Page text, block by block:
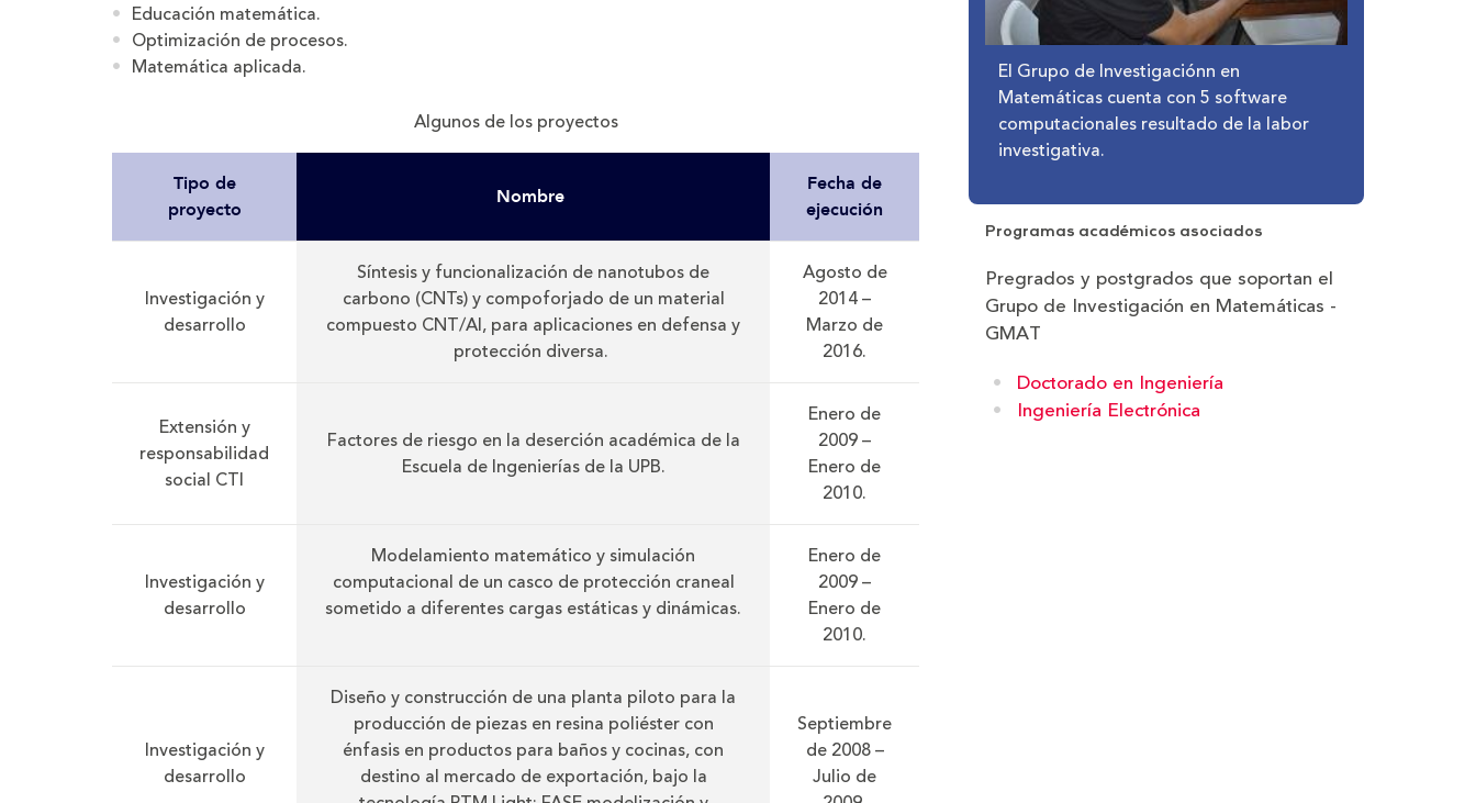
Educación matemática.
Optimización de procesos.
Matemática aplicada.
Algunos de los proyectos
Tipo de
proyecto
Nombre
Fecha de
ejecución
Investigación y
desarrollo
Síntesis y funcionalización de nanotubos de
carbono (CNTs) y compoforjado de un material
compuesto CNT/Al, para aplicaciones en defensa y
protección diversa.
Agosto de
2014 –
Marzo de
2016.
Extensión y
responsabilidad
social CTI
Factores de riesgo en la deserción académica de la
Escuela de Ingenierías de la UPB.
Enero de
2009 –
Enero de
2010.
Investigación y
desarrollo
Modelamiento matemático y simulación
computacional de un casco de protección craneal
sometido a diferentes cargas estáticas y dinámicas.
Enero de
2009 –
Enero de
2010.
Investigación y
desarrollo
Diseño y construcción de una planta piloto para la
producción de piezas en resina poliéster con
énfasis en productos para baños y cocinas, con
destino al mercado de exportación, bajo la
Septiembre
de 2008 –
Julio de
El Grupo de Investigaciónn en
Matemáticas cuenta con 5 software
computacionales resultado de la labor
investigativa.
Programas académicos asociados
Pregrados y postgrados que soportan el
Grupo de Investigación en Matemáticas -
GMAT
Doctorado en Ingeniería
Ingeniería Electrónica